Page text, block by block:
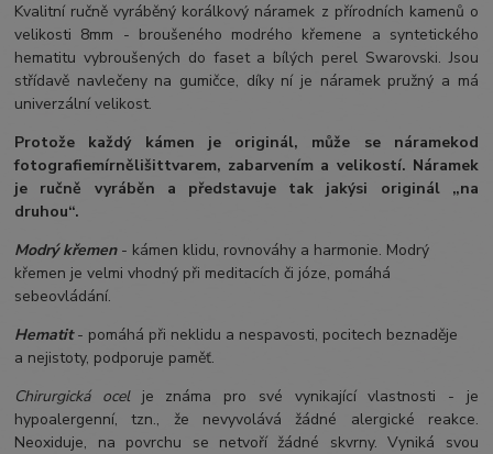
Kvalitní ručně vyráběný korálkový náramek z přírodních kamenů o
velikosti 8mm - broušeného modrého křemene a syntetického
hematitu vybroušených do faset a bílých perel Swarovski. Jsou
střídavě navlečeny na gumičce, díky ní je náramek pružný a má
univerzální velikost.
Protože každý kámen je originál, může se náramekod
fotografiemírnělišittvarem, zabarvením a velikostí. Náramek
je ručně vyráběn a představuje tak jakýsi originál „na
druhou“.
Modrý křemen- kámen klidu, rovnováhy a harmonie. Modrý
křemen je velmi vhodný při meditacích či józe, pomáhá
sebeovládání.
Hematit- pomáhá při neklidu a nespavosti, pocitech beznaděje
a nejistoty, podporuje paměť.
Chirurgická ocelje známa pro své vynikající vlastnosti - je
hypoalergenní, tzn., že nevyvolává žádné alergické reakce.
Neoxiduje, na povrchu se netvoří žádné skvrny. Vyniká svou